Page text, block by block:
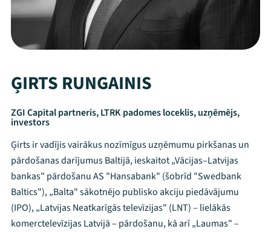
ĢIRTS RUNGAINIS
ZGI Capital partneris, LTRK padomes loceklis, uzņēmējs,
investors
Ģirts ir vadījis vairākus nozīmīgus uzņēmumu pirkšanas un
pārdošanas darījumus Baltijā, ieskaitot „Vācijas–Latvijas
bankas" pārdošanu AS "Hansabank" (šobrīd "Swedbank
Baltics"), „Balta" sākotnējo publisko akciju piedāvājumu
(IPO), „Latvijas Neatkarīgās televīzijas" (LNT) – lielākās
komerctelevīzijas Latvijā – pārdošanu, kā arī „Laumas" –